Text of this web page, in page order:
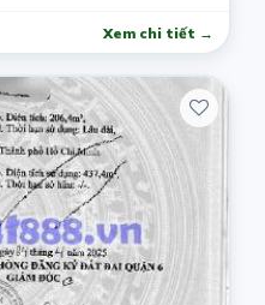
Xem chi tiết →